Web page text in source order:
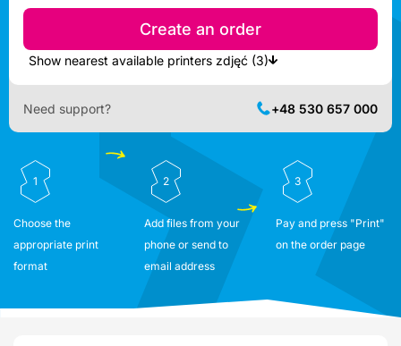
Create an order
Show nearest available printers zdjęć (3)
Need support? +48 530 657 000
1
Choose the
appropriate print
format
2
Add files from your
phone or send to
email address
3
Pay and press "Print"
on the order page